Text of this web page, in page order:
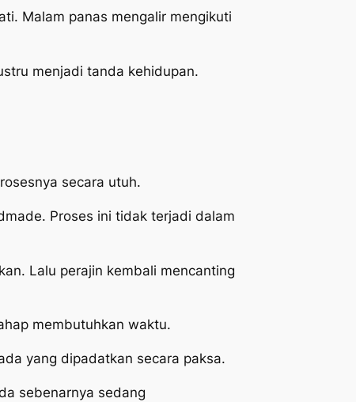
Malam panas mengalir mengikuti
menjadi tanda kehidupan.
secara utuh.
Proses ini tidak terjadi dalam
Lalu perajin kembali mencanting
membutuhkan waktu.
yang dipadatkan secara paksa.
sebenarnya sedang